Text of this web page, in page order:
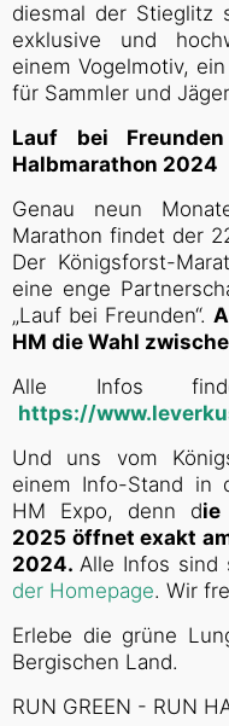
diesmal der Stieglitz
exklusive und
einem Vogelmotiv,
für Sammler und
Lauf bei
Halbmarathon 2024
Genau neun
Marathon findet der
Der Königsforst-
eine enge
„Lauf bei Freunden“.
HM die Wahl
Alle Infos
https://
Und uns vom
einem Info-Stand in
HM Expo, denn die
2025 öffnet exakt
2024. Alle Infos sind
der Homepage. Wir
Erlebe die grüne
Bergischen Land.
RUN GREEN - RUN